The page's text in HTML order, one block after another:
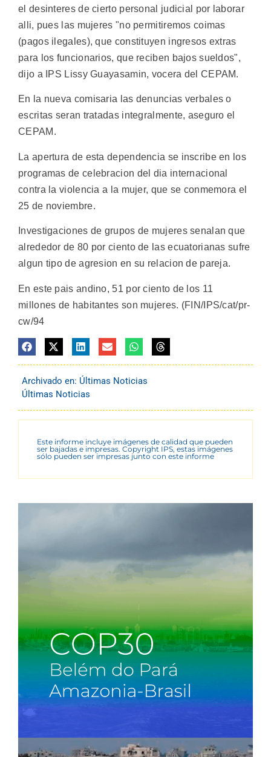
el desinteres de cierto personal judicial por laborar
alli, pues las mujeres "no permitiremos coimas
(pagos ilegales), que constituyen ingresos extras
para los funcionarios, que reciben bajos sueldos",
dijo a IPS Lissy Guayasamin, vocera del CEPAM.
En la nueva comisaria las denuncias verbales o
escritas seran tratadas integralmente, aseguro el
CEPAM.
La apertura de esta dependencia se inscribe en los
programas de celebracion del dia internacional
contra la violencia a la mujer, que se conmemora el
25 de noviembre.
Investigaciones de grupos de mujeres senalan que
alrededor de 80 por ciento de las ecuatorianas sufre
algun tipo de agresion en su relacion de pareja.
En este pais andino, 51 por ciento de los 11
millones de habitantes son mujeres. (FIN/IPS/cat/pr-
cw/94
Archivado en: Últimas Noticias
Últimas Noticias
Este informe incluye imágenes de calidad que pueden
ser bajadas e impresas. Copyright IPS, estas imágenes
sólo pueden ser impresas junto con este informe